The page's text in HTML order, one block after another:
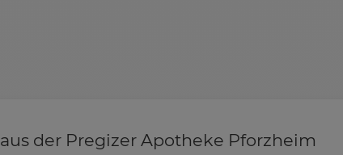
aus der Pregizer Apotheke Pforzheim